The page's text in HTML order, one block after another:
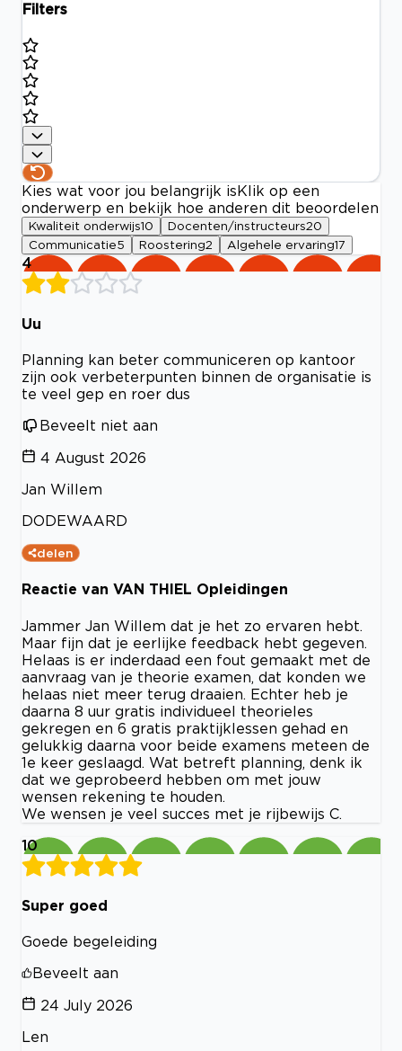
Filters
Kies wat voor jou belangrijk is Klik op een
onderwerp en bekijk hoe anderen dit beoordelen
Kwaliteit onderwijs10 Docenten/instructeurs20
Communicatie5 Roostering2 Algehele ervaring17
4
Uu
Planning kan beter communiceren op kantoor
zijn ook verbeterpunten binnen de organisatie is
te veel gep en roer dus
Beveelt niet aan
4 August 2026
Jan Willem
DODEWAARD
delen
Reactie van VAN THIEL Opleidingen
Jammer Jan Willem dat je het zo ervaren hebt.
Maar fijn dat je eerlijke feedback hebt gegeven.
Helaas is er inderdaad een fout gemaakt met de
aanvraag van je theorie examen, dat konden we
helaas niet meer terug draaien. Echter heb je
daarna 8 uur gratis individueel theorieles
gekregen en 6 gratis praktijklessen gehad en
gelukkig daarna voor beide examens meteen de
1e keer geslaagd. Wat betreft planning, denk ik
dat we geprobeerd hebben om met jouw
wensen rekening te houden.
We wensen je veel succes met je rijbewijs C.
10
Super goed
Goede begeleiding
Beveelt aan
24 July 2026
Len